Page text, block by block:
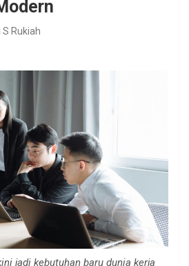
Rukiah
jadi kebutuhan baru dunia kerja